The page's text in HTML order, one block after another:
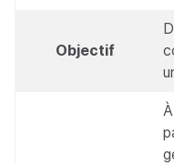
Objectif